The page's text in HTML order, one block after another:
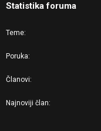
Statistika foruma
Teme
Poruka
Članovi
Najnoviji član